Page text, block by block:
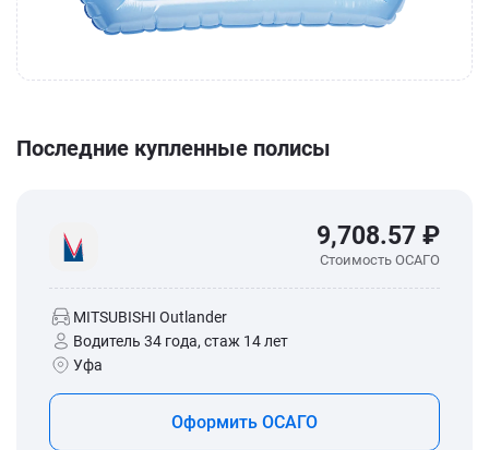
Последние купленные полисы
9,708.57 ₽
Стоимость ОСАГО
MITSUBISHI Outlander
Водитель 34 года, стаж 14 лет
Уфа
Оформить ОСАГО